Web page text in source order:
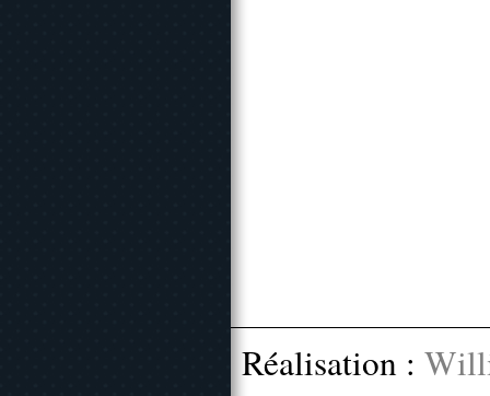
Réalisation :